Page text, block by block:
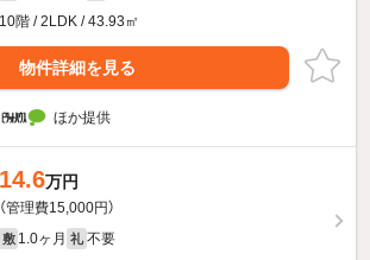
10階 / 2LDK / 43.93㎡
物件詳細を見る
ほか提供
14.6万円
（管理費15,000円）
敷 1.0ヶ月 礼 不要